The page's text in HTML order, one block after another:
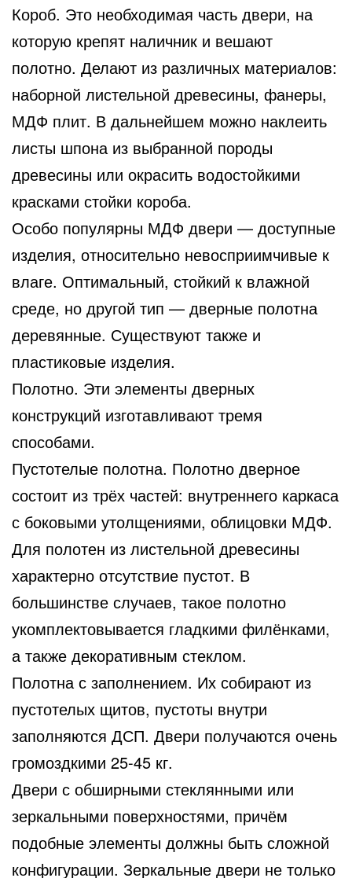
Короб. Это необходимая часть двери, на
которую крепят наличник и вешают
полотно. Делают из различных материалов:
наборной листельной древесины, фанеры,
МДФ плит. В дальнейшем можно наклеить
листы шпона из выбранной породы
древесины или окрасить водостойкими
красками стойки короба.
Особо популярны МДФ двери — доступные
изделия, относительно невосприимчивые к
влаге. Оптимальный, стойкий к влажной
среде, но другой тип — дверные полотна
деревянные. Существуют также и
пластиковые изделия.
Полотно. Эти элементы дверных
конструкций изготавливают тремя
способами.
Пустотелые полотна. Полотно дверное
состоит из трёх частей: внутреннего каркаса
с боковыми утолщениями, облицовки МДФ.
Для полотен из листельной древесины
характерно отсутствие пустот. В
большинстве случаев, такое полотно
укомплектовывается гладкими филёнками,
а также декоративным стеклом.
Полотна с заполнением. Их собирают из
пустотелых щитов, пустоты внутри
заполняются ДСП. Двери получаются очень
громоздкими 25-45 кг.
Двери с обширными стеклянными или
зеркальными поверхностями, причём
подобные элементы должны быть сложной
конфигурации. Зеркальные двери не только